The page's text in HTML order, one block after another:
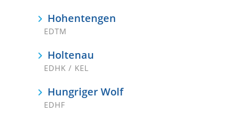
Hohentengen
EDTM
Holtenau
EDHK / KEL
Hungriger Wolf
EDHF